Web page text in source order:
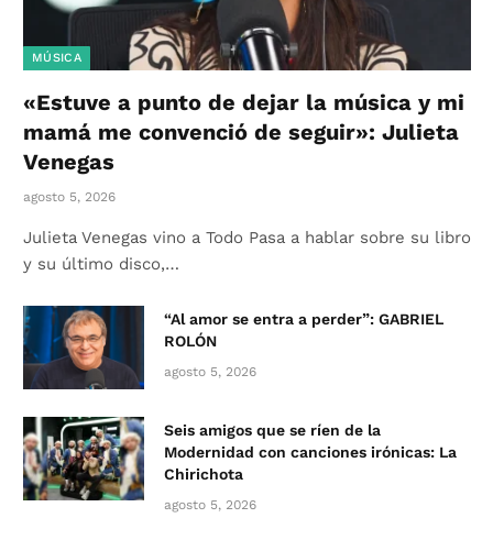
MÚSICA
«Estuve a punto de dejar la música y mi
mamá me convenció de seguir»: Julieta
Venegas
agosto 5, 2026
Julieta Venegas vino a Todo Pasa a hablar sobre su libro
y su último disco,…
“Al amor se entra a perder”: GABRIEL
ROLÓN
agosto 5, 2026
Seis amigos que se ríen de la
Modernidad con canciones irónicas: La
Chirichota
agosto 5, 2026